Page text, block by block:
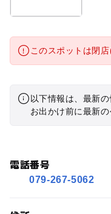
このスポットは閉
以下情報は、最新
お出かけ前に最新
電話番号
079-267-5062